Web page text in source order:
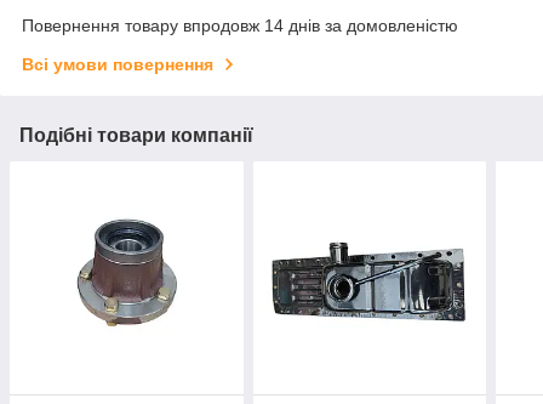
Повернення товару впродовж 14 днів за домовленістю
Всі умови повернення
Подібні товари компанії